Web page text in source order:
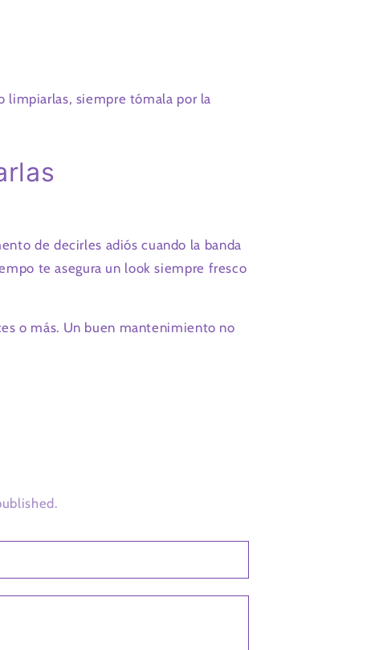
limpiarlas, siempre tómala por la
de decirles adiós cuando la banda
te asegura un look siempre fresco
o más. Un buen mantenimiento no